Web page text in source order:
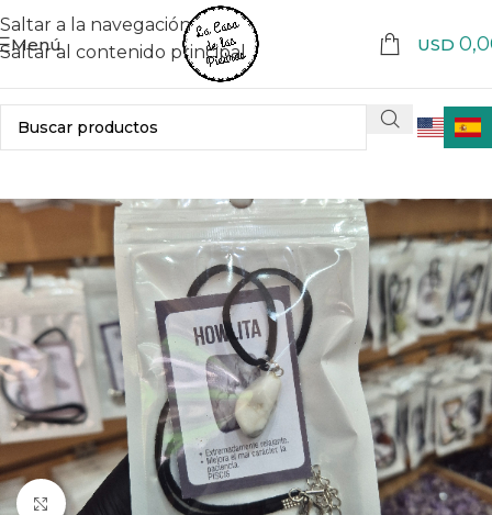
Saltar a la navegación
Saltar al contenido principal
Menú USD
Haga clic para ampliar